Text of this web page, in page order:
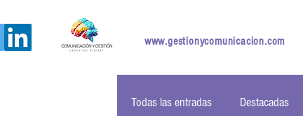
www.gestionycomunicacion.com
Todas las entradas Destacadas